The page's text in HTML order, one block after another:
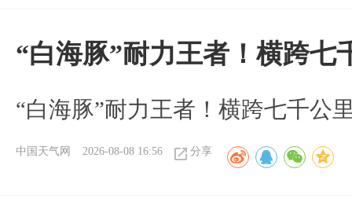
“白海豚”耐力王者！横跨七
“白海豚”耐力王者！横跨七千公
中国天气网 2026-08-08 16:56 分享